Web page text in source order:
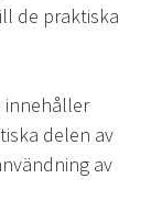
de praktiska
innehåller
delen av
av